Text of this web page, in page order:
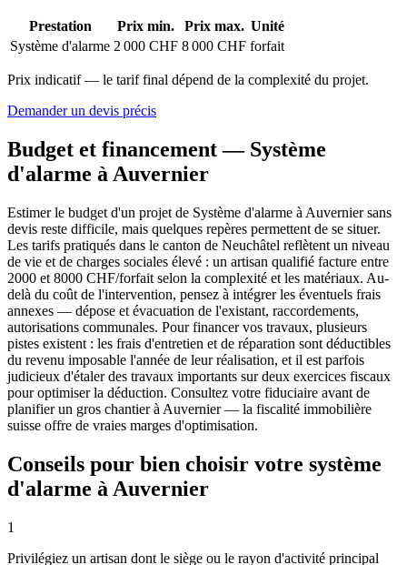
Prestation Prix min. Prix max. Unité
Système d'alarme 2 000 CHF 8 000 CHF forfait
Prix indicatif — le tarif final dépend de la complexité du projet.
Demander un devis précis
Budget et financement — Système
d'alarme à Auvernier
Estimer le budget d'un projet de Système d'alarme à Auvernier sans
devis reste difficile, mais quelques repères permettent de se situer.
Les tarifs pratiqués dans le canton de Neuchâtel reflètent un niveau
de vie et de charges sociales élevé : un artisan qualifié facture entre
2000 et 8000 CHF/forfait selon la complexité et les matériaux. Au-
delà du coût de l'intervention, pensez à intégrer les éventuels frais
annexes — dépose et évacuation de l'existant, raccordements,
autorisations communales. Pour financer vos travaux, plusieurs
pistes existent : les frais d'entretien et de réparation sont déductibles
du revenu imposable l'année de leur réalisation, et il est parfois
judicieux d'étaler des travaux importants sur deux exercices fiscaux
pour optimiser la déduction. Consultez votre fiduciaire avant de
planifier un gros chantier à Auvernier — la fiscalité immobilière
suisse offre de vraies marges d'optimisation.
Conseils pour bien choisir votre système
d'alarme à Auvernier
1
Privilégiez un artisan dont le siège ou le rayon d'activité principal